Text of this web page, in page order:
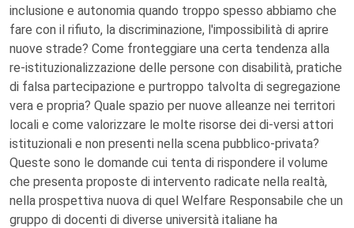
inclusione e autonomia quando troppo spesso abbiamo che
fare con il rifiuto, la discriminazione, l'impossibilità di aprire
nuove strade? Come fronteggiare una certa tendenza alla
re-istituzionalizzazione delle persone con disabilità, pratiche
di falsa partecipazione e purtroppo talvolta di segregazione
vera e propria? Quale spazio per nuove alleanze nei territori
locali e come valorizzare le molte risorse dei di-versi attori
istituzionali e non presenti nella scena pubblico-privata?
Queste sono le domande cui tenta di rispondere il volume
che presenta proposte di intervento radicate nella realtà,
nella prospettiva nuova di quel Welfare Responsabile che un
gruppo di docenti di diverse università italiane ha